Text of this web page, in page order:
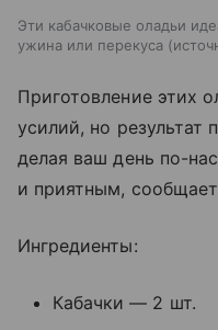
Эти кабачковые оладьи
ужина или перекуса
Приготовление этих
усилий, но результат
делая ваш день по-
и приятным,
Ингредиенты:
Кабачки — 2 шт.